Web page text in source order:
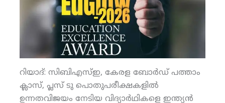
റിയാദ്: സിബിഎസ്ഇ, കേരള ബോര്‍ഡ് പത്താം
ക്ലാസ്, പ്ലസ് ടു പൊതുപരീക്ഷകളില്‍
ഉന്നതവിജയം നേടിയ വിദ്യാര്‍ഥികളെ ഇന്ത്യന്‍